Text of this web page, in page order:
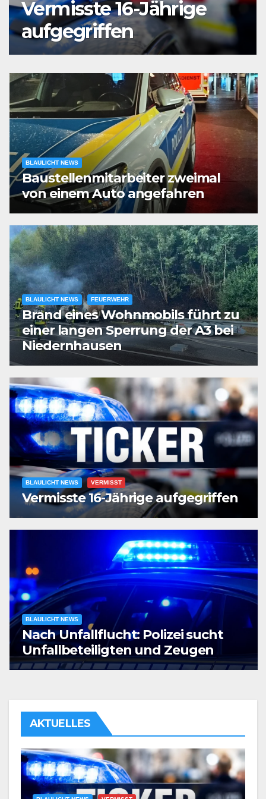
Vermisste 16-Jährige
aufgegriffen
BLAULICHT NEWS
Baustellenmitarbeiter zweimal
von einem Auto angefahren
BLAULICHT NEWS FEUERWEHR
Brand eines Wohnmobils führt zu
einer langen Sperrung der A3 bei
Niedernhausen
BLAULICHT NEWS VERMISST
Vermisste 16-Jährige aufgegriffen
BLAULICHT NEWS
Nach Unfallflucht: Polizei sucht
Unfallbeteiligten und Zeugen
AKTUELLES